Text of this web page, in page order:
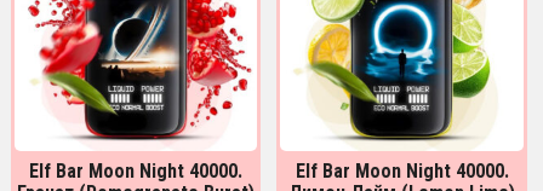
Elf Bar Moon Night 40000.
Elf Bar Moon Night 40000.